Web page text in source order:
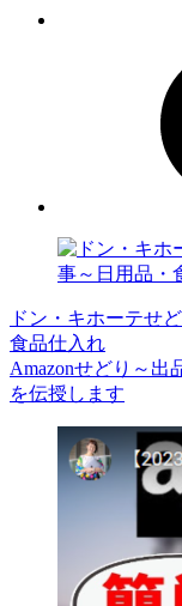
ドン・キホーテせ
食品仕入れ
Amazonせどり～出
を伝授します